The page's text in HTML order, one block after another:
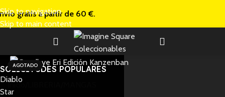
Skip to navigation
Skip to main content
gratis apartir de 60 €.
AGOTADO
Inicio
SOLICITUDES POPULARES
Diablo
Star